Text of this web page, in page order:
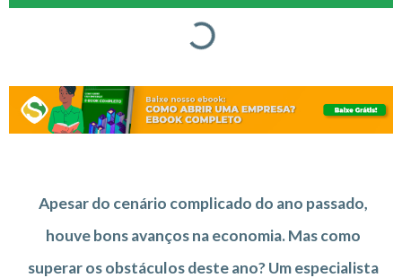
Apesar do cenário complicado do ano passado,
houve bons avanços na economia. Mas como
superar os obstáculos deste ano? Um especialista